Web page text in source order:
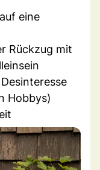
eine
Rückzug mit
Hobbys)